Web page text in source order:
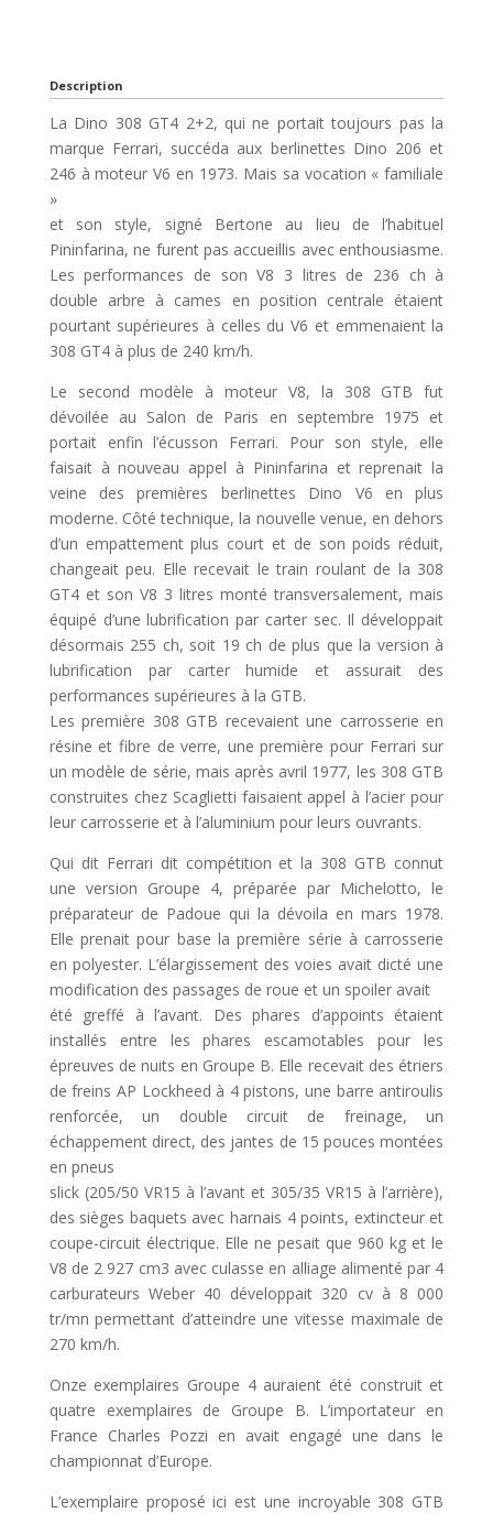
Description
La Dino 308 GT4 2+2, qui ne portait toujours pas la
marque Ferrari, succéda aux berlinettes Dino 206 et
246 à moteur V6 en 1973. Mais sa vocation « familiale
»
et son style, signé Bertone au lieu de l’habituel
Pininfarina, ne furent pas accueillis avec enthousiasme.
Les performances de son V8 3 litres de 236 ch à
double arbre à cames en position centrale étaient
pourtant supérieures à celles du V6 et emmenaient la
308 GT4 à plus de 240 km/h.
Le second modèle à moteur V8, la 308 GTB fut
dévoilée au Salon de Paris en septembre 1975 et
portait enfin l’écusson Ferrari. Pour son style, elle
faisait à nouveau appel à Pininfarina et reprenait la
veine des premières berlinettes Dino V6 en plus
moderne. Côté technique, la nouvelle venue, en dehors
d’un empattement plus court et de son poids réduit,
changeait peu. Elle recevait le train roulant de la 308
GT4 et son V8 3 litres monté transversalement, mais
équipé d’une lubrification par carter sec. Il développait
désormais 255 ch, soit 19 ch de plus que la version à
lubrification par carter humide et assurait des
performances supérieures à la GTB.
Les première 308 GTB recevaient une carrosserie en
résine et fibre de verre, une première pour Ferrari sur
un modèle de série, mais après avril 1977, les 308 GTB
construites chez Scaglietti faisaient appel à l’acier pour
leur carrosserie et à l’aluminium pour leurs ouvrants.
Qui dit Ferrari dit compétition et la 308 GTB connut
une version Groupe 4, préparée par Michelotto, le
préparateur de Padoue qui la dévoila en mars 1978.
Elle prenait pour base la première série à carrosserie
en polyester. L’élargissement des voies avait dicté une
modification des passages de roue et un spoiler avait
été greffé à l’avant. Des phares d’appoints étaient
installés entre les phares escamotables pour les
épreuves de nuits en Groupe B. Elle recevait des étriers
de freins AP Lockheed à 4 pistons, une barre antiroulis
renforcée, un double circuit de freinage, un
échappement direct, des jantes de 15 pouces montées
en pneus
slick (205/50 VR15 à l’avant et 305/35 VR15 à l’arrière),
des sièges baquets avec harnais 4 points, extincteur et
coupe-circuit électrique. Elle ne pesait que 960 kg et le
V8 de 2 927 cm3 avec culasse en alliage alimenté par 4
carburateurs Weber 40 développait 320 cv à 8 000
tr/mn permettant d’atteindre une vitesse maximale de
270 km/h.
Onze exemplaires Groupe 4 auraient été construit et
quatre exemplaires de Groupe B. L’importateur en
France Charles Pozzi en avait engagé une dans le
championnat d’Europe.
L’exemplaire proposé ici est une incroyable 308 GTB